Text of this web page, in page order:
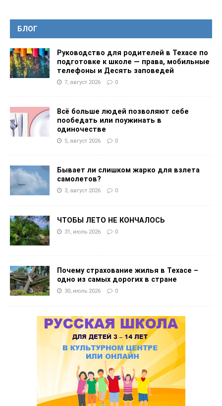
БЛОГ
Руководство для родителей в Техасе по
подготовке к школе — права, мобильные
телефоны и Десять заповедей
7, август 2026 0
Всё больше людей позволяют себе
пообедать или поужинать в
одиночестве
5, август 2026 0
Бывает ли слишком жарко для взлета
самолетов?
3, август 2026 0
ЧТОБЫ ЛЕТО НЕ КОНЧАЛОСЬ
31, июль 2026 0
Почему страхование жилья в Техасе –
одно из самых дорогих в стране
30, июль 2026 0